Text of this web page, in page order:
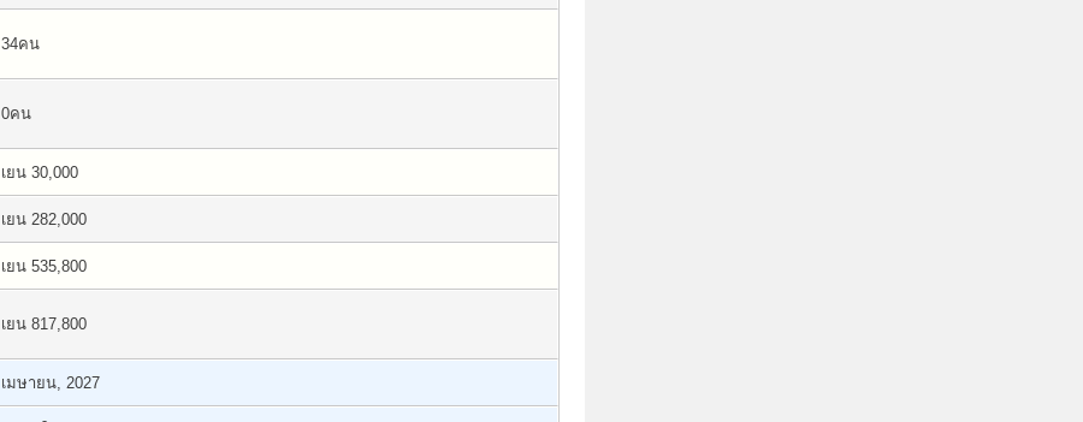
34คน
0คน
เยน 30,000
เยน 282,000
เยน 535,800
เยน 817,800
เมษายน, 2027